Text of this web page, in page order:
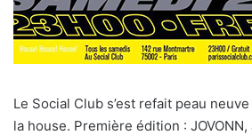
Le Social Club s’est refait peau
la house. Première édition : JOVONN,